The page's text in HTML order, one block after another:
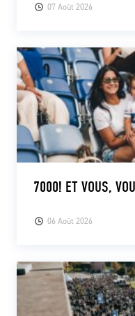
PRESSE ET MEDIAS
07 Août 2026
06 Août 2026
7000! ET VOUS,